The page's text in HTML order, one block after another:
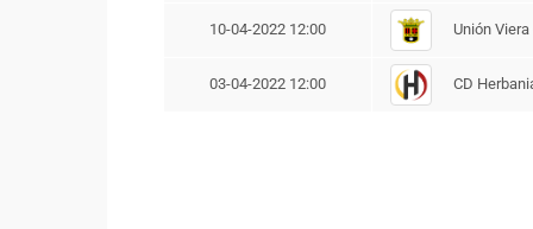
10-04-2022 12:00 Unión Viera
03-04-2022 12:00 CD